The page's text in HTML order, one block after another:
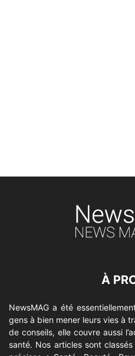
À
NewsMAG a été
gens à bien mener leurs vies à
de conseils, elle couvre aussi
santé. Nos articles sont